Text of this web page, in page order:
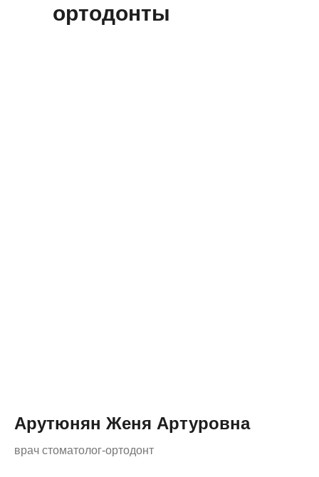
ортодонты
Арутюнян Женя Артуровна
врач стоматолог-ортодонт